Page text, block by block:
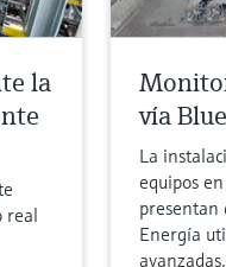
la
real
vía
La
equipos
presentan
Energía